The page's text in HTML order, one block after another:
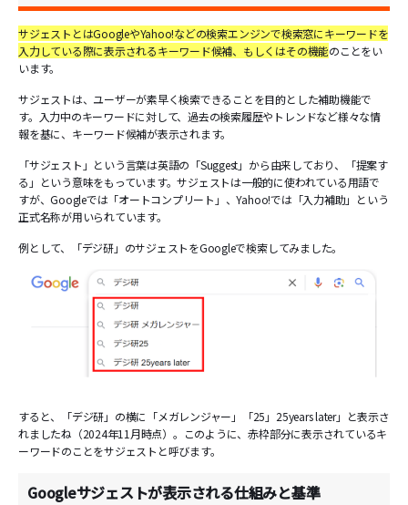
サジェストとはGoogleやYahoo!などの検索エンジンで検索窓にキーワードを
入力している際に表示されるキーワード候補、もしくはその機能のことをい
います。
サジェストは、ユーザーが素早く検索できることを目的とした補助機能で
す。入力中のキーワードに対して、過去の検索履歴やトレンドなど様々な情
報を基に、キーワード候補が表示されます。
「サジェスト」という言葉は英語の「Suggest」から由来しており、「提案す
る」という意味をもっています。サジェストは一般的に使われている用語で
すが、Googleでは「オートコンプリート」、Yahoo!では「入力補助」という
正式名称が用いられています。
例として、「デジ研」のサジェストをGoogleで検索してみました。
すると、「デジ研」の横に「メガレンジャー」「25」25years later」と表示さ
れましたね（2024年11月時点）。このように、赤枠部分に表示されているキ
ーワードのことをサジェストと呼びます。
Googleサジェストが表示される仕組みと基準